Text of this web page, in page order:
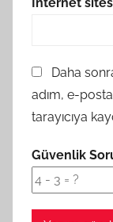
İnternet
Daha
adım, e-
tarayıcıya
Güvenlik